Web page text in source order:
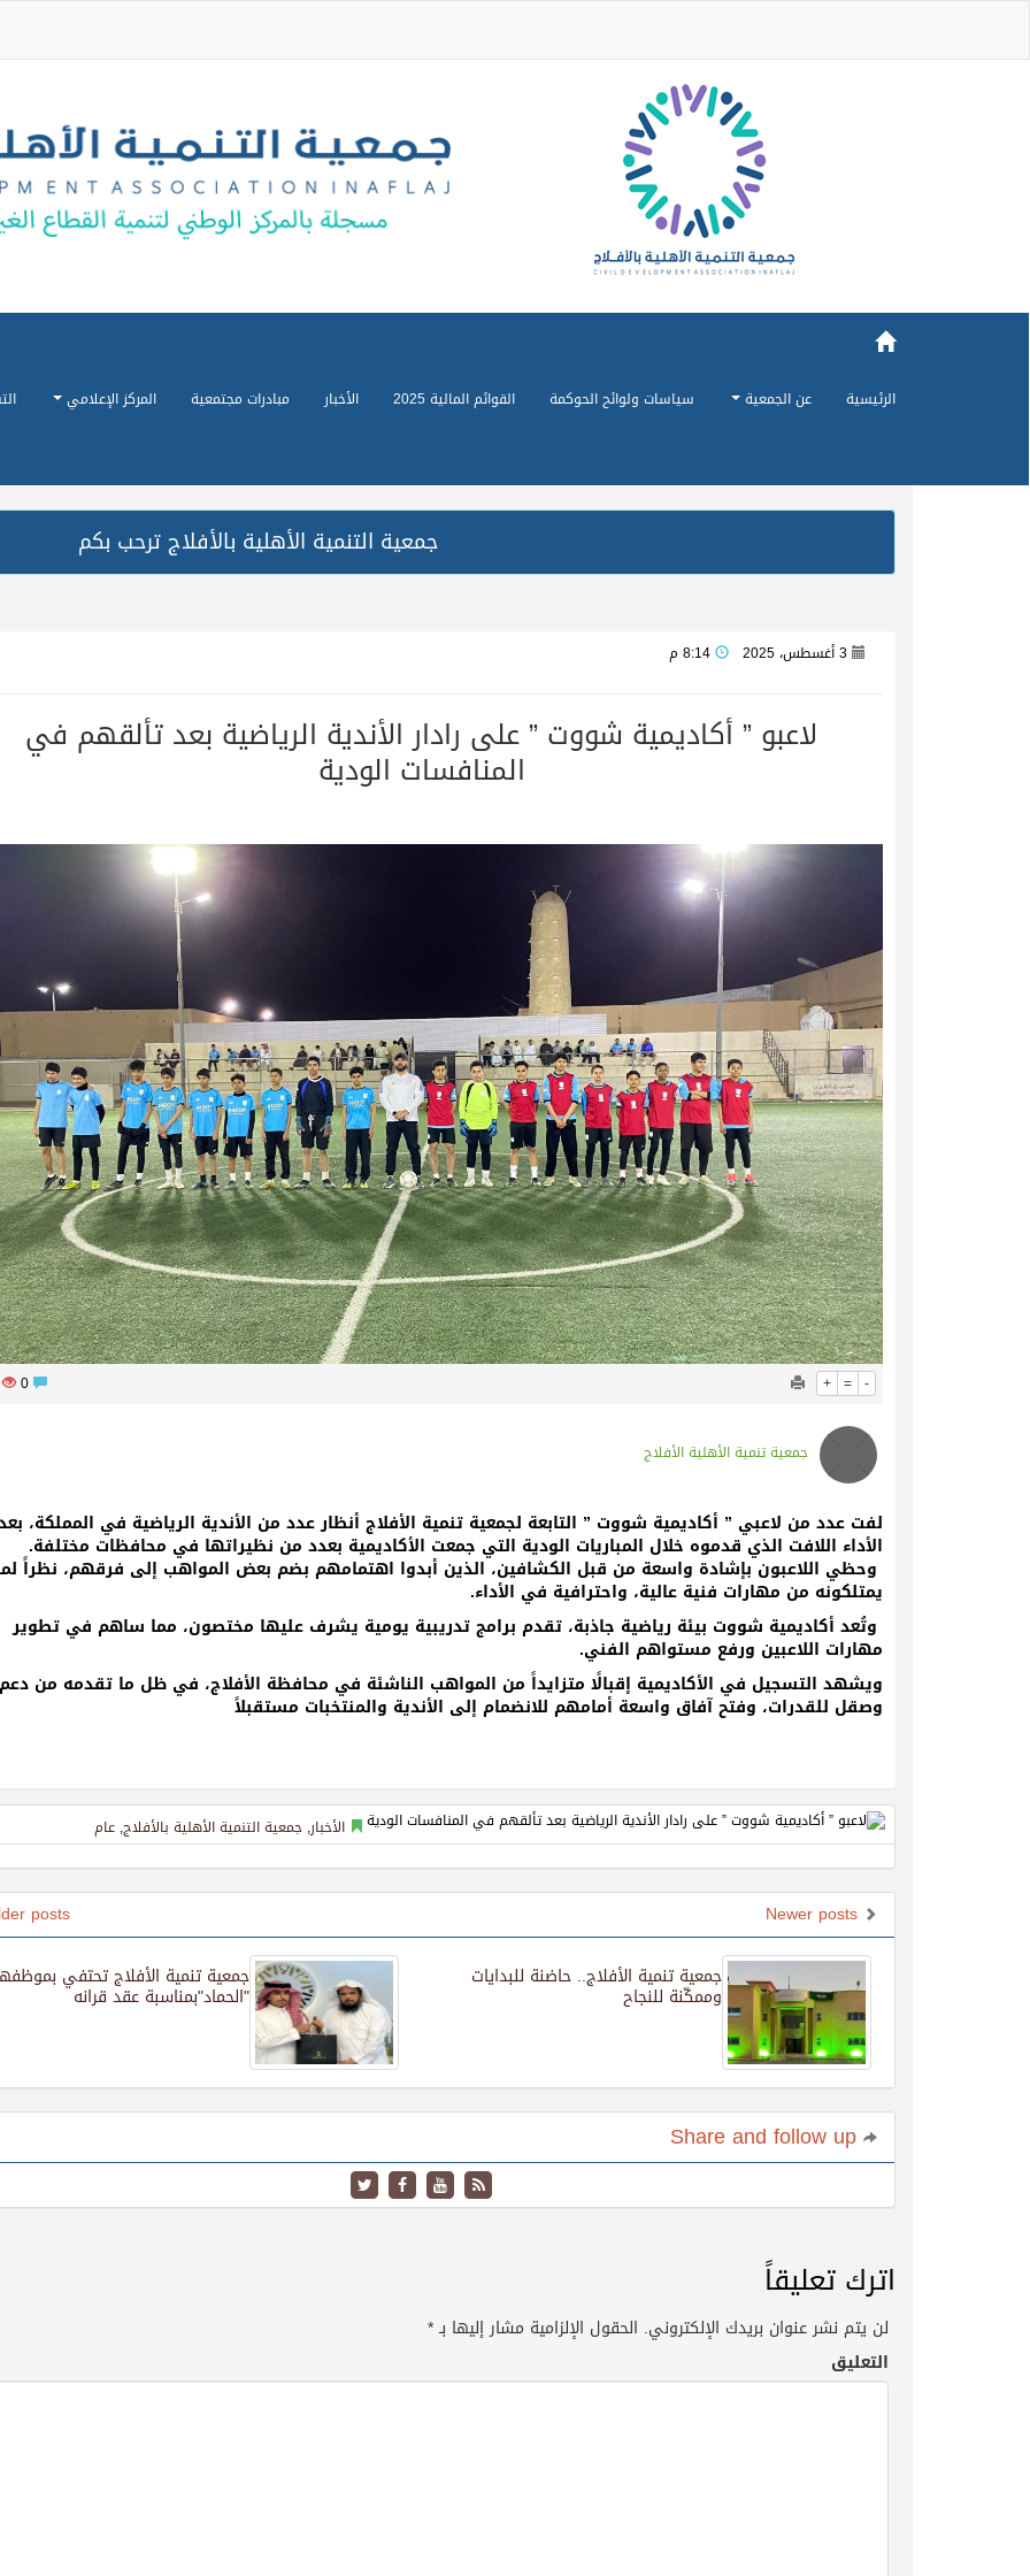
الرئيسية عن الجمعية سياسات ولوائح الحوكمة القوائم المالية 2025 الأخبار مبادرات مجتمعية المركز الإعلامي
جمعية التنمية الأهلية بالأفلاج ترحب بكم
3 أغسطس، 2025
لاعبو ” أكاديمية شووت ” على رادار الأندية الرياضية بعد تألقهم في
المنافسات الودية
+ = -
جمعية تنمية الأهلية الأفلاج
لفت عدد من لاعبي ” أكاديمية شووت ” التابعة لجمعية تنمية الأفلاج أنظار عدد من الأندية الرياضية في المملكة،
الأداء اللافت الذي قدموه خلال المباريات الودية التي جمعت الأكاديمية بعدد من نظيراتها في محافظات مختلفة.
وحظي اللاعبون بإشادة واسعة من قبل الكشافين، الذين أبدوا اهتمامهم بضم بعض المواهب إلى فرقهم، نظراً
يمتلكونه من مهارات فنية عالية، واحترافية في الأداء.
وتُعد أكاديمية شووت بيئة رياضية جاذبة، تقدم برامج تدريبية يومية يشرف عليها مختصون، مما ساهم في تطوير
مهارات اللاعبين ورفع مستواهم الفني.
ويشهد التسجيل في الأكاديمية إقبالًا متزايداً من المواهب الناشئة في محافظة الأفلاج، في ظل ما تقدمه من دعم
وصقل للقدرات، وفتح آفاق واسعة أمامهم للانضمام إلى الأندية والمنتخبات مستقبلاً
الأخبار, جمعية التنمية الأهلية بالأفلاج, عام
posts
جمعية تنمية الأفلاج تحتفي
"الحماد"بمناسبة عقد قرانه
جمعية تنمية الأفلاج.. حاضنة للبدايات
وممكّنة للنجاح
اترك تعليقاً
لن يتم نشر عنوان بريدك الإلكتروني. الحقول الإلزامية مشار إليها بـ*
التعليق